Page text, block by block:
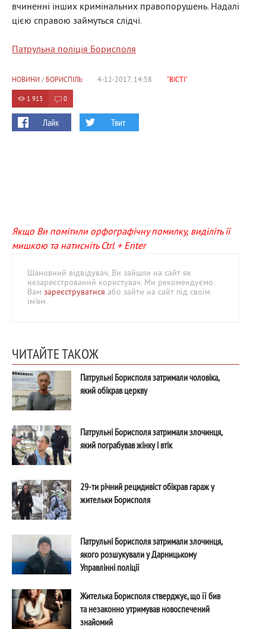
вчиненні інших кримінальних правопорушень. Надалі
цією справою займуться слідчі.
Патрульна поліція Борисполя
НОВИНИ/ БОРИСПІЛЬ 4-12-2017, 14:58 "ВІСТІ"
1 913 0
Лайк Твит
Якщо Ви помітили орфографічну помилку, виділіть її
мишкою та натисніть Ctrl + Enter
Шановний відвідувач, Ви зайшли на сайт як
незареєстрований користувач. Ми рекомендуємо
Вам зареєструватися або зайти на сайт під своїм
ім'ям.
ЧИТАЙТЕ ТАКОЖ
Патрульні Борисполя затримали чоловіка,
який обікрав церкву
Патрульні Борисполя затримали злочинця,
який пограбував жінку і втік
29-ти річний рецидивіст обікрав гараж у
жительки Борисполя
Патрульні Борисполя затримали злочинця,
якого розшукували у Дарницькому
Управлінні поліції
Жителька Борисполя стверджує, що її бив
та незаконно утримував новоспечений
знайомий